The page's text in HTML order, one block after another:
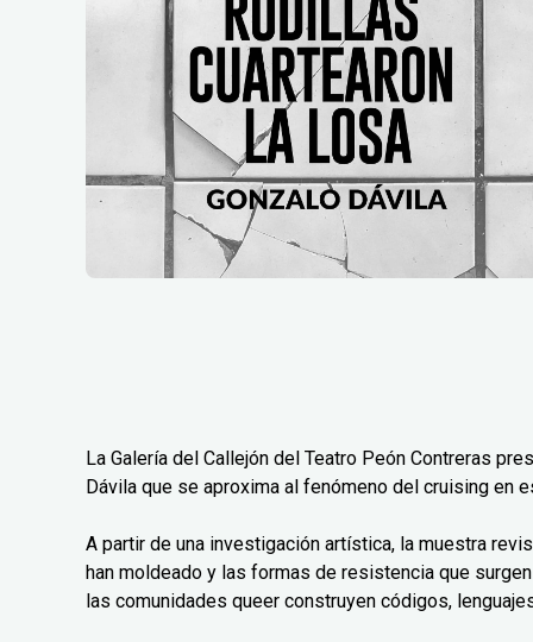
La Galería del Callejón del Teatro Peón Contreras
Dávila que se aproxima al fenómeno del cruising en
A partir de una investigación artística, la muestra
han moldeado y las formas de resistencia que
las comunidades queer construyen códigos,